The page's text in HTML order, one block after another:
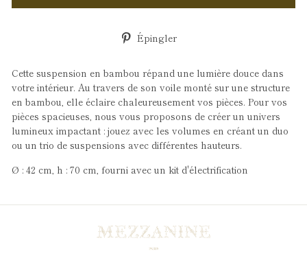
Épingler
Cette suspension en bambou répand une lumière douce dans
votre intérieur. Au travers de son voile monté sur une structure
en bambou, elle éclaire chaleureusement vos pièces. Pour vos
pièces spacieuses, nous vous proposons de créer un univers
lumineux impactant : jouez avec les volumes en créant un duo
ou un trio de suspensions avec différentes hauteurs.
Ø : 42 cm, h : 70 cm, fourni avec un kit d'électrification